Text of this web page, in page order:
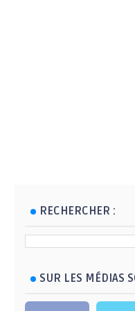
RECHERCHER :
SUR LES MÉDIAS